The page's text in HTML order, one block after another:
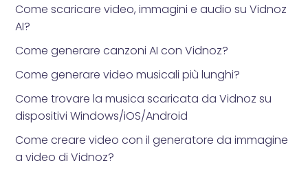
Come scaricare video, immagini e audio su Vidnoz
AI?
Come generare canzoni AI con Vidnoz?
Come generare video musicali più lunghi?
Come trovare la musica scaricata da Vidnoz su
dispositivi Windows/iOS/Android
Come creare video con il generatore da immagine
a video di Vidnoz?